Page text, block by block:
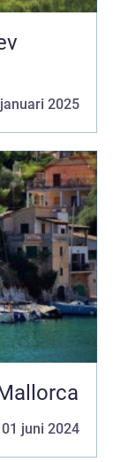
2025
01 juni 2024